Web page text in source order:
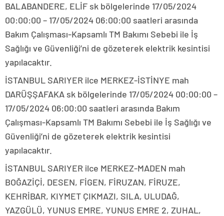
BALABANDERE, ELİF sk bölgelerinde 17/05/2024
00:00:00 – 17/05/2024 06:00:00 saatleri arasında
Bakım Çalışması-Kapsamlı TM Bakımı Sebebi ile İş
Sağlığı ve Güvenliği’ni de gözeterek elektrik kesintisi
yapılacaktır.
İSTANBUL SARIYER ilce MERKEZ-İSTİNYE mah
DARÜŞŞAFAKA sk bölgelerinde 17/05/2024 00:00:00 –
17/05/2024 06:00:00 saatleri arasında Bakım
Çalışması-Kapsamlı TM Bakımı Sebebi ile İş Sağlığı ve
Güvenliği’ni de gözeterek elektrik kesintisi
yapılacaktır.
İSTANBUL SARIYER ilce MERKEZ-MADEN mah
BOĞAZİÇİ, DESEN, FİGEN, FİRUZAN, FİRUZE,
KEHRİBAR, KIYMET ÇIKMAZI, SILA, ULUDAĞ,
YAZGÜLÜ, YUNUS EMRE, YUNUS EMRE 2, ZUHAL,